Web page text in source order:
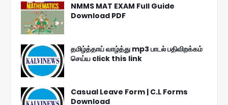
NMMS MAT EXAM Full Guide
Download PDF
தமிழ்த்தாய் வாழ்த்து mp3 பாடல் பதிவிறக்கம்
செய்ய click this link
Casual Leave Form | C.L Forms
Download